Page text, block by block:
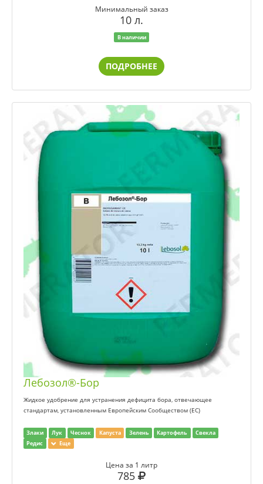
Минимальный заказ
10 л.
В наличии
ПОДРОБНЕЕ
Лебозол®-Бор
Жидкое удобрение для устранения дефицита бора, отвечающее
стандартам, установленным Европейским Сообществом (ЕС)
Злаки Лук Чеснок Капуста Зелень Картофель
Свекла
Редис
Еще
Цена за 1 литр
785